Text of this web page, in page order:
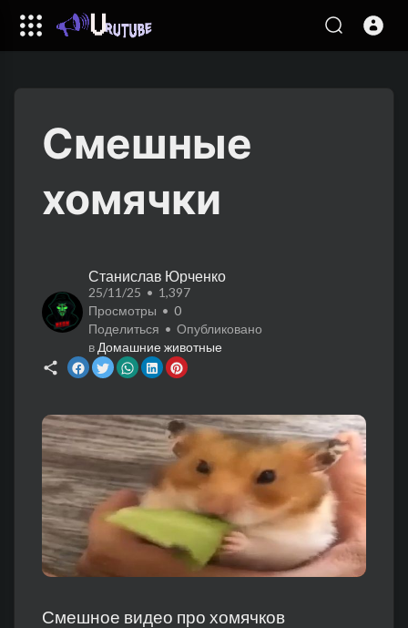
Смешные
хомячки
Станислав Юрченко
25/11/25 • 1,397
Просмотры • 0
Поделиться • Опубликовано
в Домашние животные
Смешное видео про хомячков